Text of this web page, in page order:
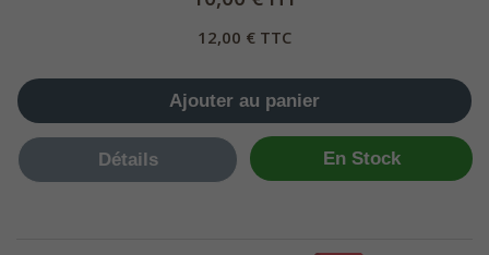
12,00 € TTC
Ajouter au panier
Détails En Stock